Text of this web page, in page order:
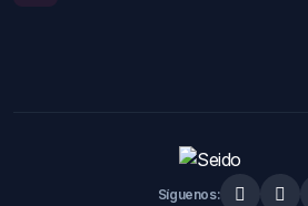
Síguenos: